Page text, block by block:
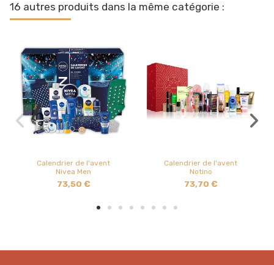
16 autres produits dans la même catégorie :
Calendrier de l'avent
Nivea Men
73,50 €
Calendrier de l'avent
Notino
73,70 €